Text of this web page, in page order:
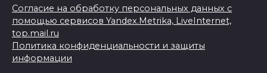
Согласие на обработку персональных данных с
помощью сервисов Yandex.Metrika, LiveInternet,
top.mail.ru
Политика конфиденциальности и защиты
информации